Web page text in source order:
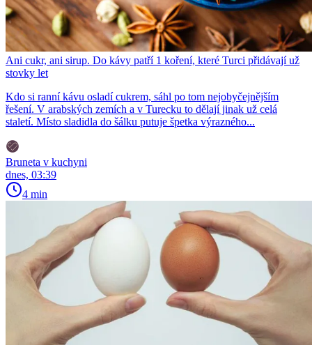
Ani cukr, ani sirup. Do kávy patří 1 koření, které Turci přidávají už
stovky let
Kdo si ranní kávu osladí cukrem, sáhl po tom nejobyčejnějším
řešení. V arabských zemích a v Turecku to dělají jinak už celá
staletí. Místo sladidla do šálku putuje špetka výrazného...
Bruneta v kuchyni
dnes, 03:39
4 min